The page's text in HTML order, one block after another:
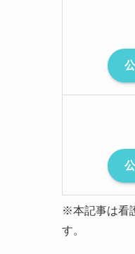
※本記事は看
す。